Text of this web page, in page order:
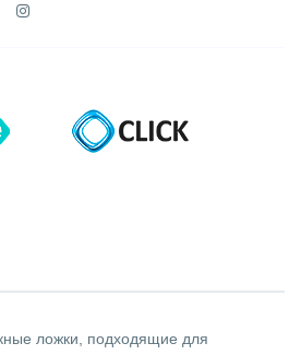
ложки, подходящие для